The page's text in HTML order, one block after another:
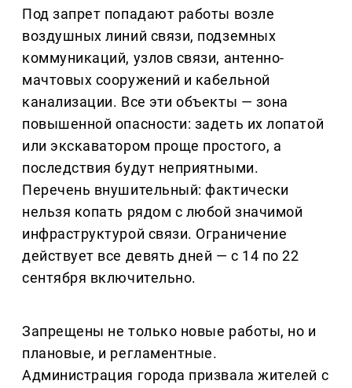
Под запрет попадают работы возле
воздушных линий связи, подземных
коммуникаций, узлов связи, антенно-
мачтовых сооружений и кабельной
канализации. Все эти объекты — зона
повышенной опасности: задеть их лопатой
или экскаватором проще простого, а
последствия будут неприятными.
Перечень внушительный: фактически
нельзя копать рядом с любой значимой
инфраструктурой связи. Ограничение
действует все девять дней — с 14 по 22
сентября включительно.
Запрещены не только новые работы, но и
плановые, и регламентные.
Администрация города призвала жителей с